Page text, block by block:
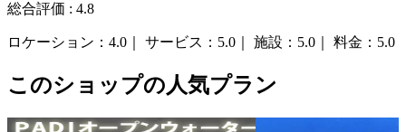
総合評価 : 4.8
ロケーション： 4.0｜ サービス： 5.0｜ 施設： 5.0｜ 料金： 5.0
このショップの人気プラン